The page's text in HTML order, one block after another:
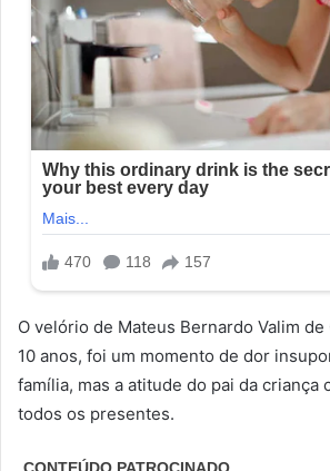
O velório de Mateus Bernardo Valim
10 anos, foi um momento de dor
família, mas a atitude do pai da criança
todos os presentes.